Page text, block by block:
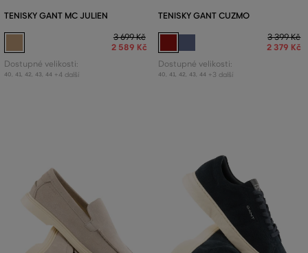
TENISKY GANT MC JULIEN
3 699 Kč
2 589 Kč
Dostupné velikosti:
40 41, 42 43 44 +4 další
TENISKY GANT CUZMO
3 399 Kč
2 379 Kč
Dostupné velikosti:
40 41, 42 43 44 +3 další